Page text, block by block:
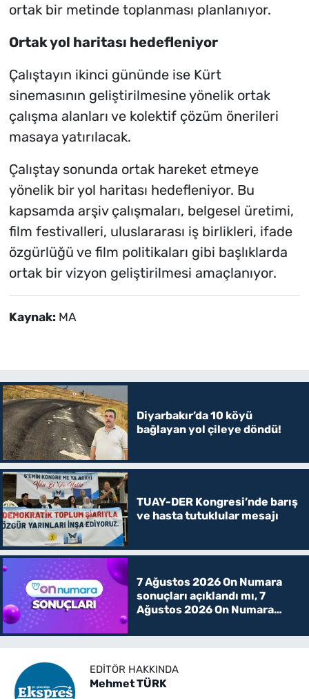
ortak bir metinde toplanması planlanıyor.
Ortak yol haritası hedefleniyor
Çalıştayın ikinci gününde ise Kürt
sinemasının geliştirilmesine yönelik ortak
çalışma alanları ve kolektif çözüm önerileri
masaya yatırılacak.
Çalıştay sonunda ortak hareket etmeye
yönelik bir yol haritası hedefleniyor. Bu
kapsamda arşiv çalışmaları, belgesel üretimi,
film festivalleri, uluslararası iş birlikleri, ifade
özgürlüğü ve film politikaları gibi başlıklarda
ortak bir vizyon geliştirilmesi amaçlanıyor.
Kaynak: MA
Diyarbakır’da 10 köyü
bağlayan yol çileye döndü!
TUAY-DER Kongresi’nde barış
ve hasta tutuklular mesajı
7 Ağustos 2026 On Numara
sonuçları açıklandı mı, 7
Ağustos 2026 On Numara
EDITÖR HAKKINDA
Mehmet TÜRK